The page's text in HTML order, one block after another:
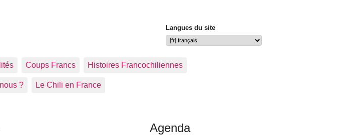
Langues du site
Coups Francs Histoires Francochiliennes
? Le Chili en France
Agenda